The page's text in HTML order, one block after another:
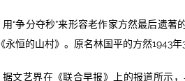
用“争分夺秒”来形容老作家方然最后遗
《永恒的山村》。原名林国平的方然1943
据文艺界在《联合早报》上的报道所示